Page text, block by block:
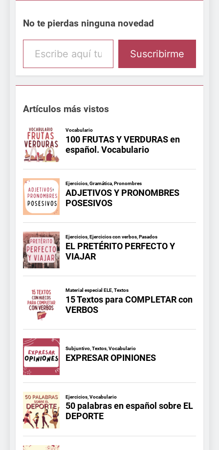
No te pierdas ninguna novedad
Escribe aquí tu email
Suscribirme
Artículos más vistos